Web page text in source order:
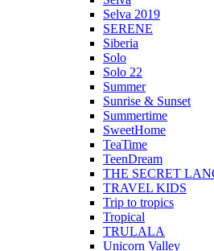
Selva 2019
SERENE
Siberia
Solo
Solo 22
Summer
Sunrise & Sunset
Summertime
SweetHome
TeaTime
TeenDream
THE SECRET
TRAVEL KIDS
Trip to tropics
Tropical
TRULALA
Unicorn Valley